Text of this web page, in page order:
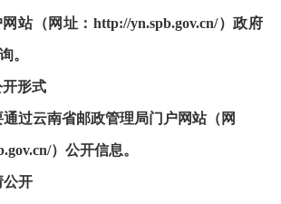
站（网址：http://yn.spb.gov.cn/）政府
。
形式
过云南省邮政管理局门户网站（网
）公开信息。
公开